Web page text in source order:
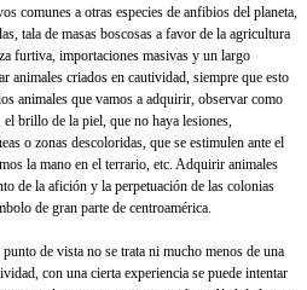
comunes a otras especies de anfibios del planeta,
tala de masas boscosas a favor de la agricultura
furtiva, importaciones masivas y un largo
animales criados en cautividad, siempre que esto
animales que vamos a adquirir, observar como
brillo de la piel, que no haya lesiones,
o zonas descoloridas, que se estimulen ante el
la mano en el terrario, etc. Adquirir animales
de la afición y la perpetuación de las colonias
de gran parte de centroamérica.
de vista no se trata ni mucho menos de una
con una cierta experiencia se puede intentar